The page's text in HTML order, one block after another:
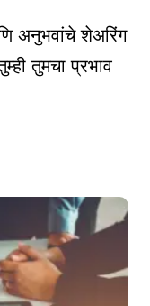
अनुभवांचे शेअरिंग
तुमचा प्रभाव